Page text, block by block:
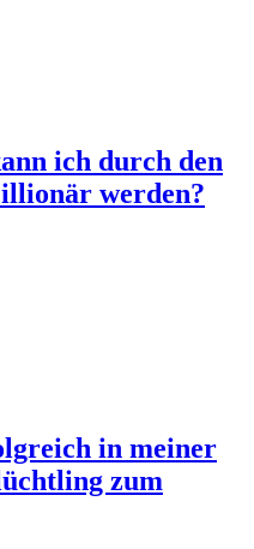
ich durch den
werden?
in meiner
zum